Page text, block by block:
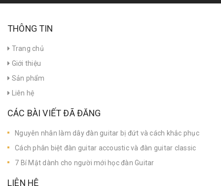
THÔNG TIN
Trang chủ
Giới thiệu
Sản phẩm
Liên hệ
CÁC BÀI VIẾT ĐÃ ĐĂNG
Nguyên nhân làm dây đàn guitar bị đứt và cách khắc phục
Cách phân biệt đàn guitar accoustic và đàn guitar classic
7 Bí Mật dành cho người mới học đàn Guitar
LIÊN HỆ